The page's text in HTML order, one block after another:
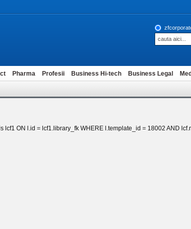
Pharma Profesii Business Hi-tech Business Legal
ON l.id = lcf1.library_fk WHERE l.template_id = 18002 AND